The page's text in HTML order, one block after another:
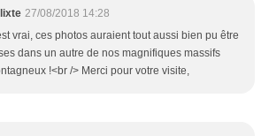
27/08/2018 14:28
vrai, ces photos auraient tout aussi bien pu être
dans un autre de nos magnifiques massifs
!<br /> Merci pour votre visite,